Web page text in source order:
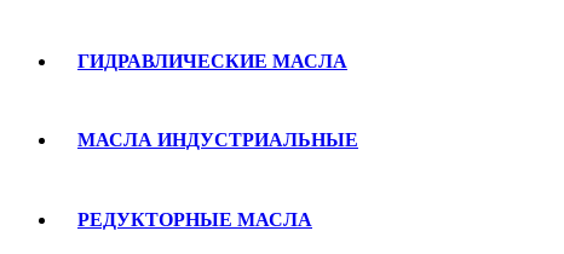
ГИДРАВЛИЧЕСКИЕ МАСЛА
МАСЛА ИНДУСТРИАЛЬНЫЕ
РЕДУКТОРНЫЕ МАСЛА